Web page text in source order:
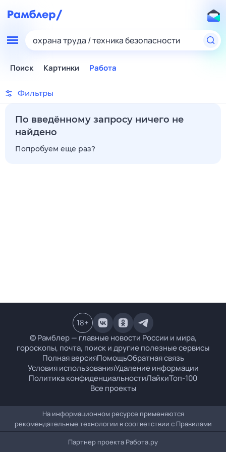
охрана труда / техника безопасности
Поиск Картинки Работа
Фильтры
По введённому запросу ничего не
найдено
Попробуем еще раз?
© Рамблер — главные новости России и мира,
гороскопы, почта, поиск и другие полезные сервисы
Полная версияПомощьОбратная связь
Условия использованияУдаление информации
Политика конфиденциальностиЛайкиТоп-100
Все проекты
18+
На информационном ресурсе применяются
рекомендательные технологии в соответствии с Правилами
Партнер проекта Работа.ру